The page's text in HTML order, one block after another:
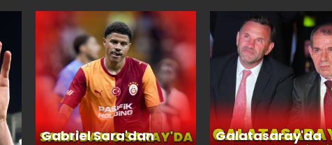
Gabriel Sara'dan
Galatasaray'da